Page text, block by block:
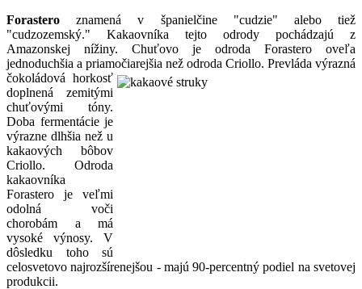
Forastero znamená v španielčine "cudzie" alebo tiež
"cudzozemský." Kakaovníka tejto odrody pochádzajú z
Amazonskej nížiny. Chuťovo je odroda Forastero oveľa
jednoduchšia a priamočiarejšia než odroda Criollo. Prevláda výrazná
čokoládová horkosť
doplnená zemitými
chuťovými tóny.
Doba fermentácie je
výrazne dlhšia než u
kakaových bôbov
Criollo. Odroda
kakaovníka
Forastero je veľmi
odolná voči
chorobám a má
vysoké výnosy. V
dôsledku toho sú
celosvetovo najrozšírenejšou - majú 90-percentný podiel na svetovej
produkcii.